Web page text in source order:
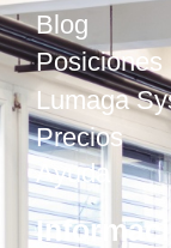
Blog
Posiciones
Lumaga
Precios
Ayuda